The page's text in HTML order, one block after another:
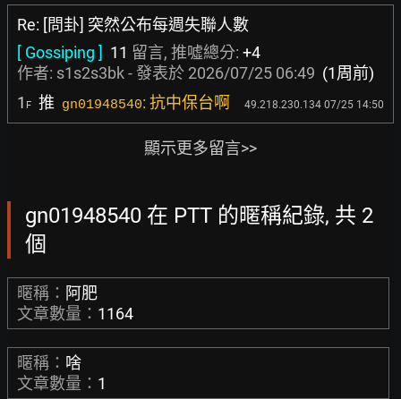
Re: [問卦] 突然公布每週失聯人數
[ Gossiping ] 11 留言, 推噓總分: +4
作者: s1s2s3bk- 發表於 2026/07/25 06:49 (1周前)
1 F 推 gn01948540: 抗中保台啊 49.218.230.134 07/25 14:50
顯示更多留言>>
gn01948540 在 PTT 的暱稱紀錄, 共 2
個
暱稱： 阿肥
文章數量： 1164
暱稱： 啥
文章數量： 1